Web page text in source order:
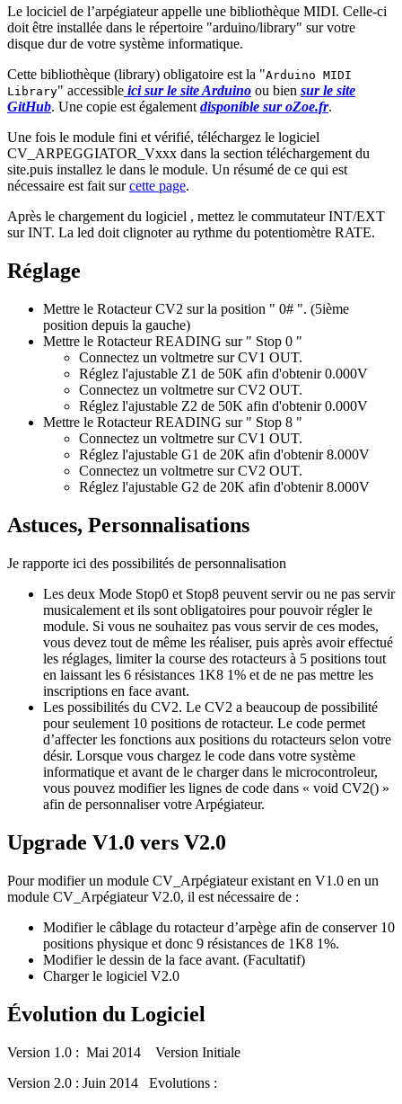
Le lociciel de l’arpégiateur appelle une bibliothèque MIDI. Celle-ci
doit être installée dans le répertoire "arduino/library" sur votre
disque dur de votre système informatique.
Cette bibliothèque (library) obligatoire est la "Arduino MIDI
Library" accessible ici sur le site Arduino ou bien sur le site
GitHub. Une copie est égalementdisponible sur oZoe.fr.
Une fois le module fini et vérifié, téléchargez le logiciel
CV_ARPEGGIATOR_Vxxx dans la section téléchargement du
site.puis installez le dans le module. Un résumé de ce qui est
nécessaire est fait surcette page.
Après le chargement du logiciel , mettez le commutateur INT/EXT
sur INT. La led doit clignoter au rythme du potentiomètre RATE.
Réglage
Mettre le Rotacteur CV2 sur la position " 0# ". (5ième
position depuis la gauche)
Mettre le Rotacteur READING sur " Stop 0 "
Connectez un voltmetre sur CV1 OUT.
Réglez l'ajustable Z1 de 50K afin d'obtenir 0.000V
Connectez un voltmetre sur CV2 OUT.
Réglez l'ajustable Z2 de 50K afin d'obtenir 0.000V
Mettre le Rotacteur READING sur " Stop 8 "
Connectez un voltmetre sur CV1 OUT.
Réglez l'ajustable G1 de 20K afin d'obtenir 8.000V
Connectez un voltmetre sur CV2 OUT.
Réglez l'ajustable G2 de 20K afin d'obtenir 8.000V
Astuces, Personnalisations
Je rapporte ici des possibilités de personnalisation
Les deux Mode Stop0 et Stop8 peuvent servir ou ne pas servir
musicalement et ils sont obligatoires pour pouvoir régler le
module. Si vous ne souhaitez pas vous servir de ces modes,
vous devez tout de même les réaliser, puis après avoir effectué
les réglages, limiter la course des rotacteurs à 5 positions tout
en laissant les 6 résistances 1K8 1% et de ne pas mettre les
inscriptions en face avant.
Les possibilités du CV2. Le CV2 a beaucoup de possibilité
pour seulement 10 positions de rotacteur. Le code permet
d’affecter les fonctions aux positions du rotacteurs selon votre
désir. Lorsque vous chargez le code dans votre système
informatique et avant de le charger dans le microcontroleur,
vous pouvez modifier les lignes de code dans « void CV2() »
afin de personnaliser votre Arpégiateur.
Upgrade V1.0 vers V2.0
Pour modifier un module CV_Arpégiateur existant en V1.0 en un
module CV_Arpégiateur V2.0, il est nécessaire de :
Modifier le câblage du rotacteur d’arpège afin de conserver 10
positions physique et donc 9 résistances de 1K8 1%.
Modifier le dessin de la face avant. (Facultatif)
Charger le logiciel V2.0
Évolution du Logiciel
Version 1.0 : Mai 2014 Version Initiale
Version 2.0 : Juin 2014 Evolutions :